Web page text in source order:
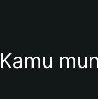
Kamu